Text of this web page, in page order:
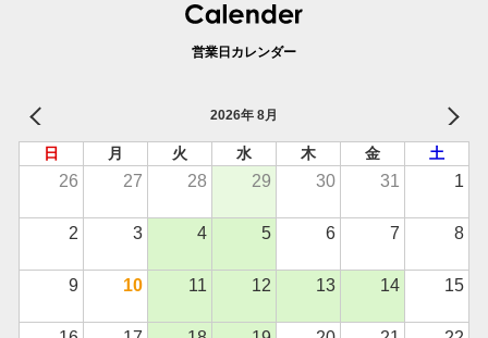
営業日カレンダー
2026年 8月
日 月 火 水 木 金 土
26 27 28 29 30 31 1
2 3 4 5 6 7 8
9 10 11 12 13 14 15